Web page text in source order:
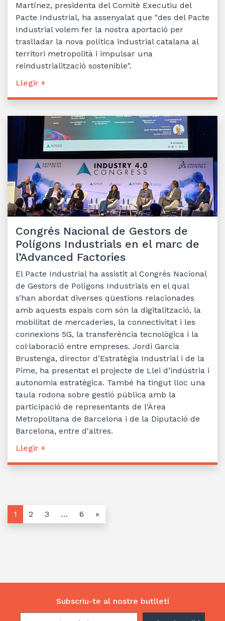
Martínez, presidenta del Comitè Executiu del
Pacte Industrial, ha assenyalat que "des del Pacte
Industrial volem fer la nostra aportació per
traslladar la nova política industrial catalana al
territori metropolità i impulsar una
reindustrialització sostenible".
Llegir +
Congrés Nacional de Gestors de
Polígons Industrials en el marc de
l’Advanced Factories
El Pacte Industrial ha assistit al Congrés Nacional
de Gestors de Polígons Industrials en el qual
s’han abordat diverses qüestions relacionades
amb aquests espais com són la digitalització, la
mobilitat de mercaderies, la connectivitat i les
connexions 5G, la transferència tecnològica i la
col·laboració entre empreses. Jordi Garcia
Brustenga, director d’Estratègia Industrial i de la
Pime, ha presentat el projecte de Llei d’indústria i
autonomia estratègica. També ha tingut lloc una
taula rodona sobre gestió pública amb la
participació de representants de l'Àrea
Metropolitana de Barcelona i de la Diputació de
Barcelona, entre d'altres.
Llegir +
1 2 3 … 6 »
Subscriu-te al nostre butlletí